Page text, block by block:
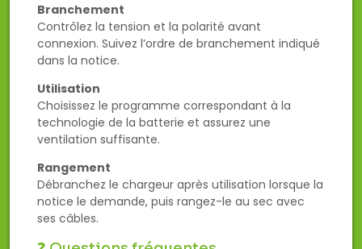
Branchement
Contrôlez la tension et la polarité avant
connexion. Suivez l’ordre de branchement indiqué
dans la notice.
Utilisation
Choisissez le programme correspondant à la
technologie de la batterie et assurez une
ventilation suffisante.
Rangement
Débranchez le chargeur après utilisation lorsque la
notice le demande, puis rangez-le au sec avec
ses câbles.